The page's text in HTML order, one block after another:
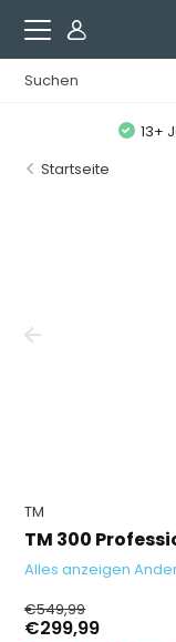
13+
Startseite
TM
TM 300
Alles anzeigen
€549,99
€299,99